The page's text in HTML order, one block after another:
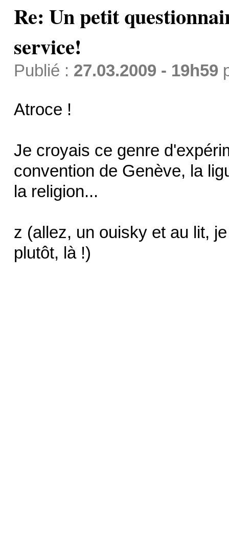
Re: Un petit
service!
Publié : 27.03.2009 - 19h59
Atroce !
Je croyais ce genre
convention de Genève, la
la religion...
z (allez, un ouisky et au lit,
plutôt, là !)